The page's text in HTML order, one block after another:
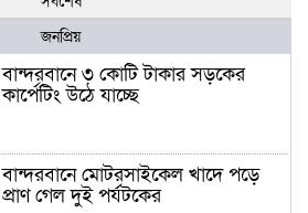
জনপ্রিয়
বান্দরবানে ৩ কোটি টাকার সড়কের
কার্পেটিং উঠে যাচ্ছে
বান্দরবানে মোটরসাইকেল খাদে পড়ে
প্রাণ গেল দুই পর্যটকের